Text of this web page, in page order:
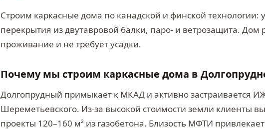
Строим каркасные дома по канадской и финской
перекрытия из двутавровой балки, паро- и ветрозащита. Дом
проживание и не требует усадки.
Почему мы строим каркасные дома в
Долгопрудный примыкает к МКАД и активно застраивается
Шереметьевского. Из-за высокой стоимости земли клиенты
проекты 120–160 м² из газобетона. Близость МФТИ